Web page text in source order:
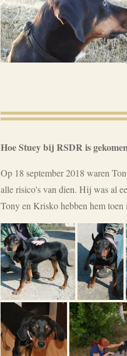
Hoe Stuey bij RSDR is
Op 18 september 2018 waren
alle risico's van dien. Hij was al
Tony en Krisko hebben hem toen